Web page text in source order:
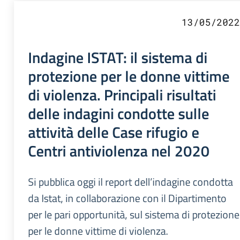
13/05/2022
Indagine ISTAT: il sistema di
protezione per le donne vittime
di violenza. Principali risultati
delle indagini condotte sulle
attività delle Case rifugio e
Centri antiviolenza nel 2020
Si pubblica oggi il report dell’indagine condotta
da Istat, in collaborazione con il Dipartimento
per le pari opportunità, sul sistema di protezione
per le donne vittime di violenza.